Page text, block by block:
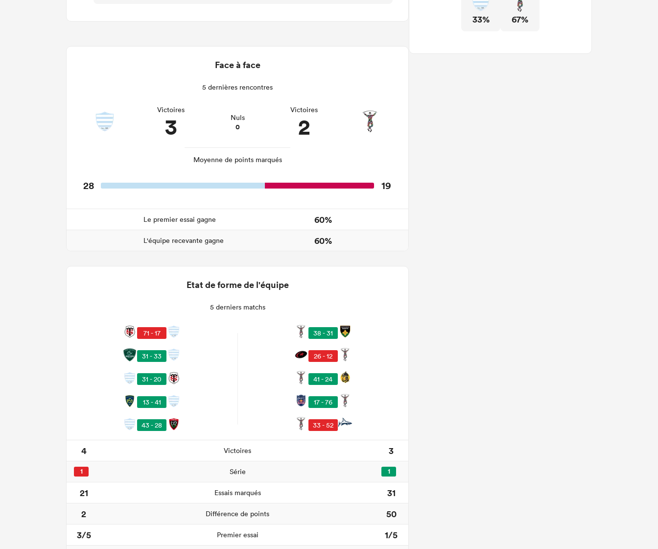
33% 67%
Face à face
5 dernières rencontres
Victoires
3 Nuls
0
Victoires
2
Moyenne de points marqués
28 19
Le premier essai gagne 60%
L'équipe recevante gagne 60%
Etat de forme de l'équipe
5 derniers matchs
71 - 17
31 - 33
31 - 20
13 - 41
43 - 28
38 - 31
26 - 12
41 - 24
17 - 76
33 - 52
4 Victoires 3
1 Série 1
21 Essais marqués
31
2
Différence de points
50
3/5
Premier essai
1/5